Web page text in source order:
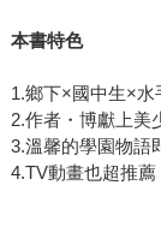
本書特色
1.鄉下×國中生×水
2.作者・博獻上美
3.溫馨的學園物語
4.TV動畫也超推薦